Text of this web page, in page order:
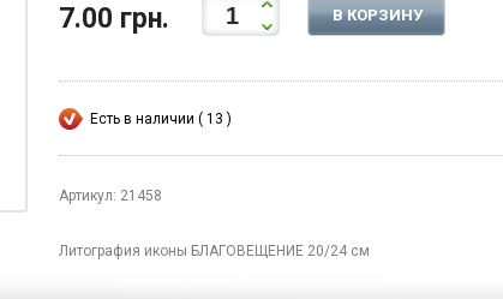
7.00 грн. В КОРЗИНУ
Есть в наличии ( 13 )
Артикул: 21458
Литография иконы БЛАГОВЕЩЕНИЕ 20/24 см